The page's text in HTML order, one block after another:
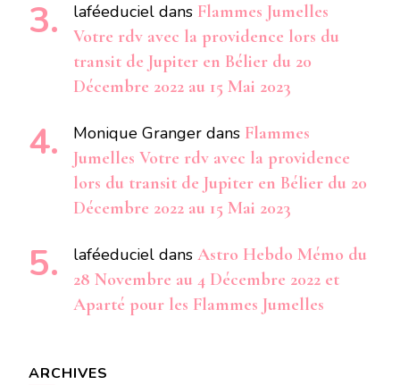
laféeduciel dans Flammes Jumelles
Votre rdv avec la providence lors du
transit de Jupiter en Bélier du 20
Décembre 2022 au 15 Mai 2023
Monique Granger dans Flammes
Jumelles Votre rdv avec la providence
lors du transit de Jupiter en Bélier du 20
Décembre 2022 au 15 Mai 2023
laféeduciel dans Astro Hebdo Mémo du
28 Novembre au 4 Décembre 2022 et
Aparté pour les Flammes Jumelles
ARCHIVES